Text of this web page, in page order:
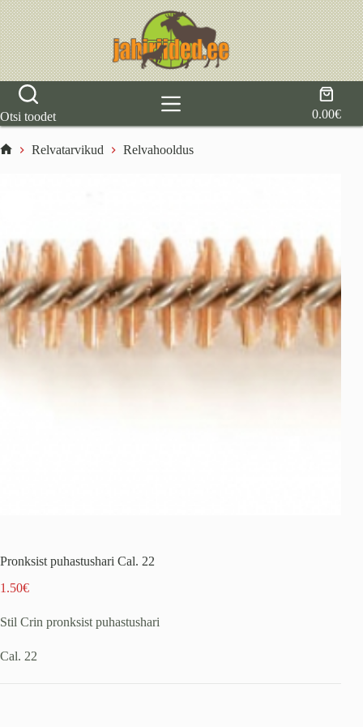
Skip
to
content
Otsi toodet
cart
0.00€
Relvatarvikud Relvahooldus
Pronksist puhastushari Cal. 22
1.50€
Stil Crin pronksist puhastushari
Cal. 22